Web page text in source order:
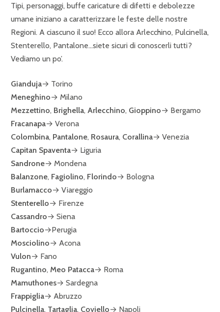
Tipi, personaggi, buffe caricature di difetti e debolezze
umane iniziano a caratterizzare le feste delle nostre
Regioni. A ciascuno il suo! Ecco allora Arlecchino, Pulcinella,
Stenterello, Pantalone…siete sicuri di conoscerli tutti?
Vediamo un po’.
Gianduja→ Torino
Meneghino→ Milano
Mezzettino, Brighella, Arlecchino, Gioppino→ Bergamo
Fracanapa→ Verona
Colombina, Pantalone, Rosaura, Corallina→ Venezia
Capitan Spaventa→ Liguria
Sandrone→ Mondena
Balanzone, Fagiolino, Florindo→ Bologna
Burlamacco→ Viareggio
Stenterello→ Firenze
Cassandro→ Siena
Bartoccio→Perugia
Mosciolino→ Acona
Vulon→ Fano
Rugantino, Meo Patacca→ Roma
Mamuthones→ Sardegna
Frappiglia→ Abruzzo
Pulcinella, Tartaglia, Coviello→ Napoli